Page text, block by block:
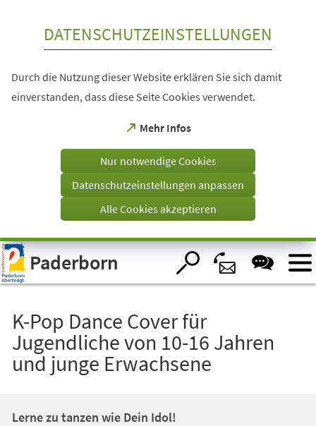
Visuelle
Assistenzsoftware
öffnen.
DATENSCHUTZEINSTELLUNGEN
Durch die Nutzung dieser Website erklären Sie sich damit
einverstanden, dass diese Seite Cookies verwendet.
Mehr Infos
(Öffnet
einem
Tab)
Nur notwendige Cookies
Datenschutzeinstellungen anpassen
Alle Cookies akzeptieren
Paderborn
K-Pop Dance Cover für
Jugendliche von 10-16 Jahren
und junge Erwachsene
Lerne zu tanzen wie Dein Idol!